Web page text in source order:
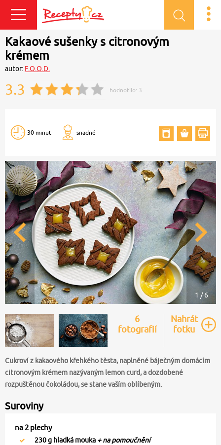
Kakaové sušenky s citronovým
krémem
autor: F.O.O.D.
3.3 hodnotilo: 3
30 minut snadné
1 / 6
6
fotografií
Nahrát
fotku
Cukroví z kakaového křehkého těsta, naplněné báječným domácím
citronovým krémem nazývaným lemon curd, a dozdobené
rozpuštěnou čokoládou, se stane vaším oblíbeným.
Suroviny
na 2 plechy
230g hladká mouka + na pomoučnění